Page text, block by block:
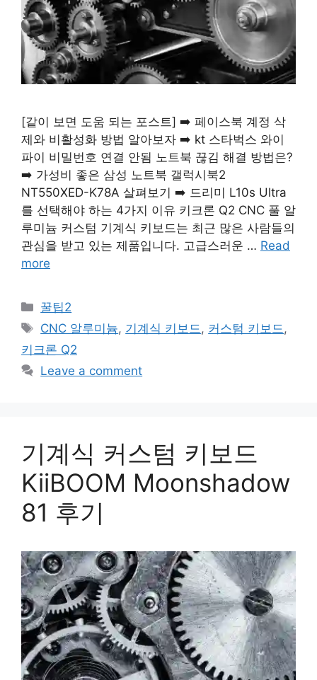
[같이 보면 도움 되는 포스트] ➡️ 페이스북 계정 삭
제와 비활성화 방법 알아보자 ➡️ kt 스타벅스 와이
파이 비밀번호 연결 안됨 노트북 끊김 해결 방법은?
➡️ 가성비 좋은 삼성 노트북 갤럭시북2
NT550XED-K78A 살펴보기 ➡️ 드리미 L10s Ultra
를 선택해야 하는 4가지 이유 키크론 Q2 CNC 풀 알
루미늄 커스텀 기계식 키보드는 최근 많은 사람들의
관심을 받고 있는 제품입니다. 고급스러운 … Read
more
Categories
꿀팁2
Tags
CNC 알루미늄, 기계식 키보드, 커스텀 키보드,
키크론 Q2
Leave a comment
기계식 커스텀 키보드
KiiBOOM Moonshadow
81 후기